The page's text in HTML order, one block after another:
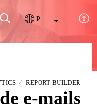
Português
REPORT BUILDER
e-mails